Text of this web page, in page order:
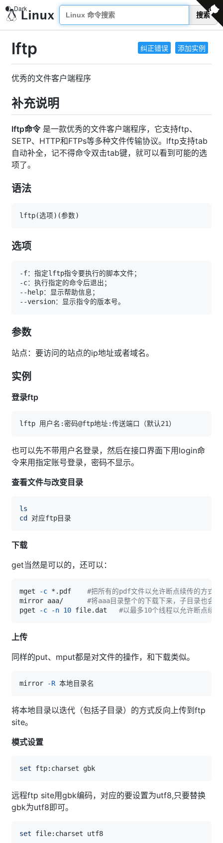
搜索
纠正错误 添加实例
lftp
优秀的文件客户端程序
补充说明
lftp命令是一款优秀的文件客户端程序，它支持ftp、
SETP、HTTP和FTPs等多种文件传输协议。lftp支持tab
自动补全，记不得命令双击tab键，就可以看到可能的选
项了。
语法
lftp(选项) (参数)
选项
参数
站点：要访问的站点的ip地址或者域名。
实例
登录ftp
也可以先不带用户名登录，然后在接口界面下用login命
令来用指定账号登录，密码不显示。
查看文件与改变目录
ls
cd
下载
get当然是可以的，还可以：
mget -c *.pdf #把所有的pdf文件以允许断点续传的方式下
mirror aaa/ #将aaa目录整个的下载下来，子目录也会
pget
-c -n 10 file.dat #以最多10个线程以允许断点
上传
同样的put、mput都是对文件的操作，和下载类似。
mirror -R
将本地目录以迭代（包括子目录）的方式反向上传到ftp
site。
模式设置
set
远程ftp site用gbk编码，对应的要设置为utf8,只要替换
gbk为utf8即可。
set